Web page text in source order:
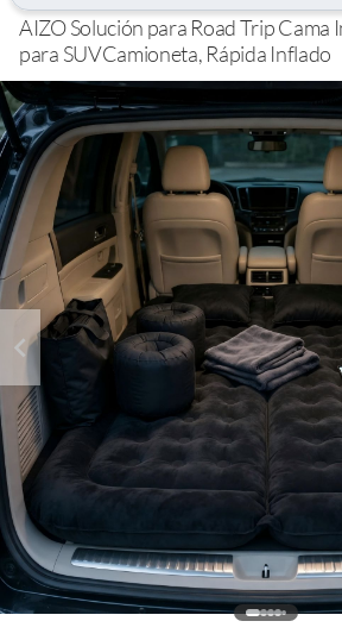
r
o
n
-
i
c
o
n
AIZO Solución para Road Trip Cama
para SUVCamioneta, Rápida Inflado